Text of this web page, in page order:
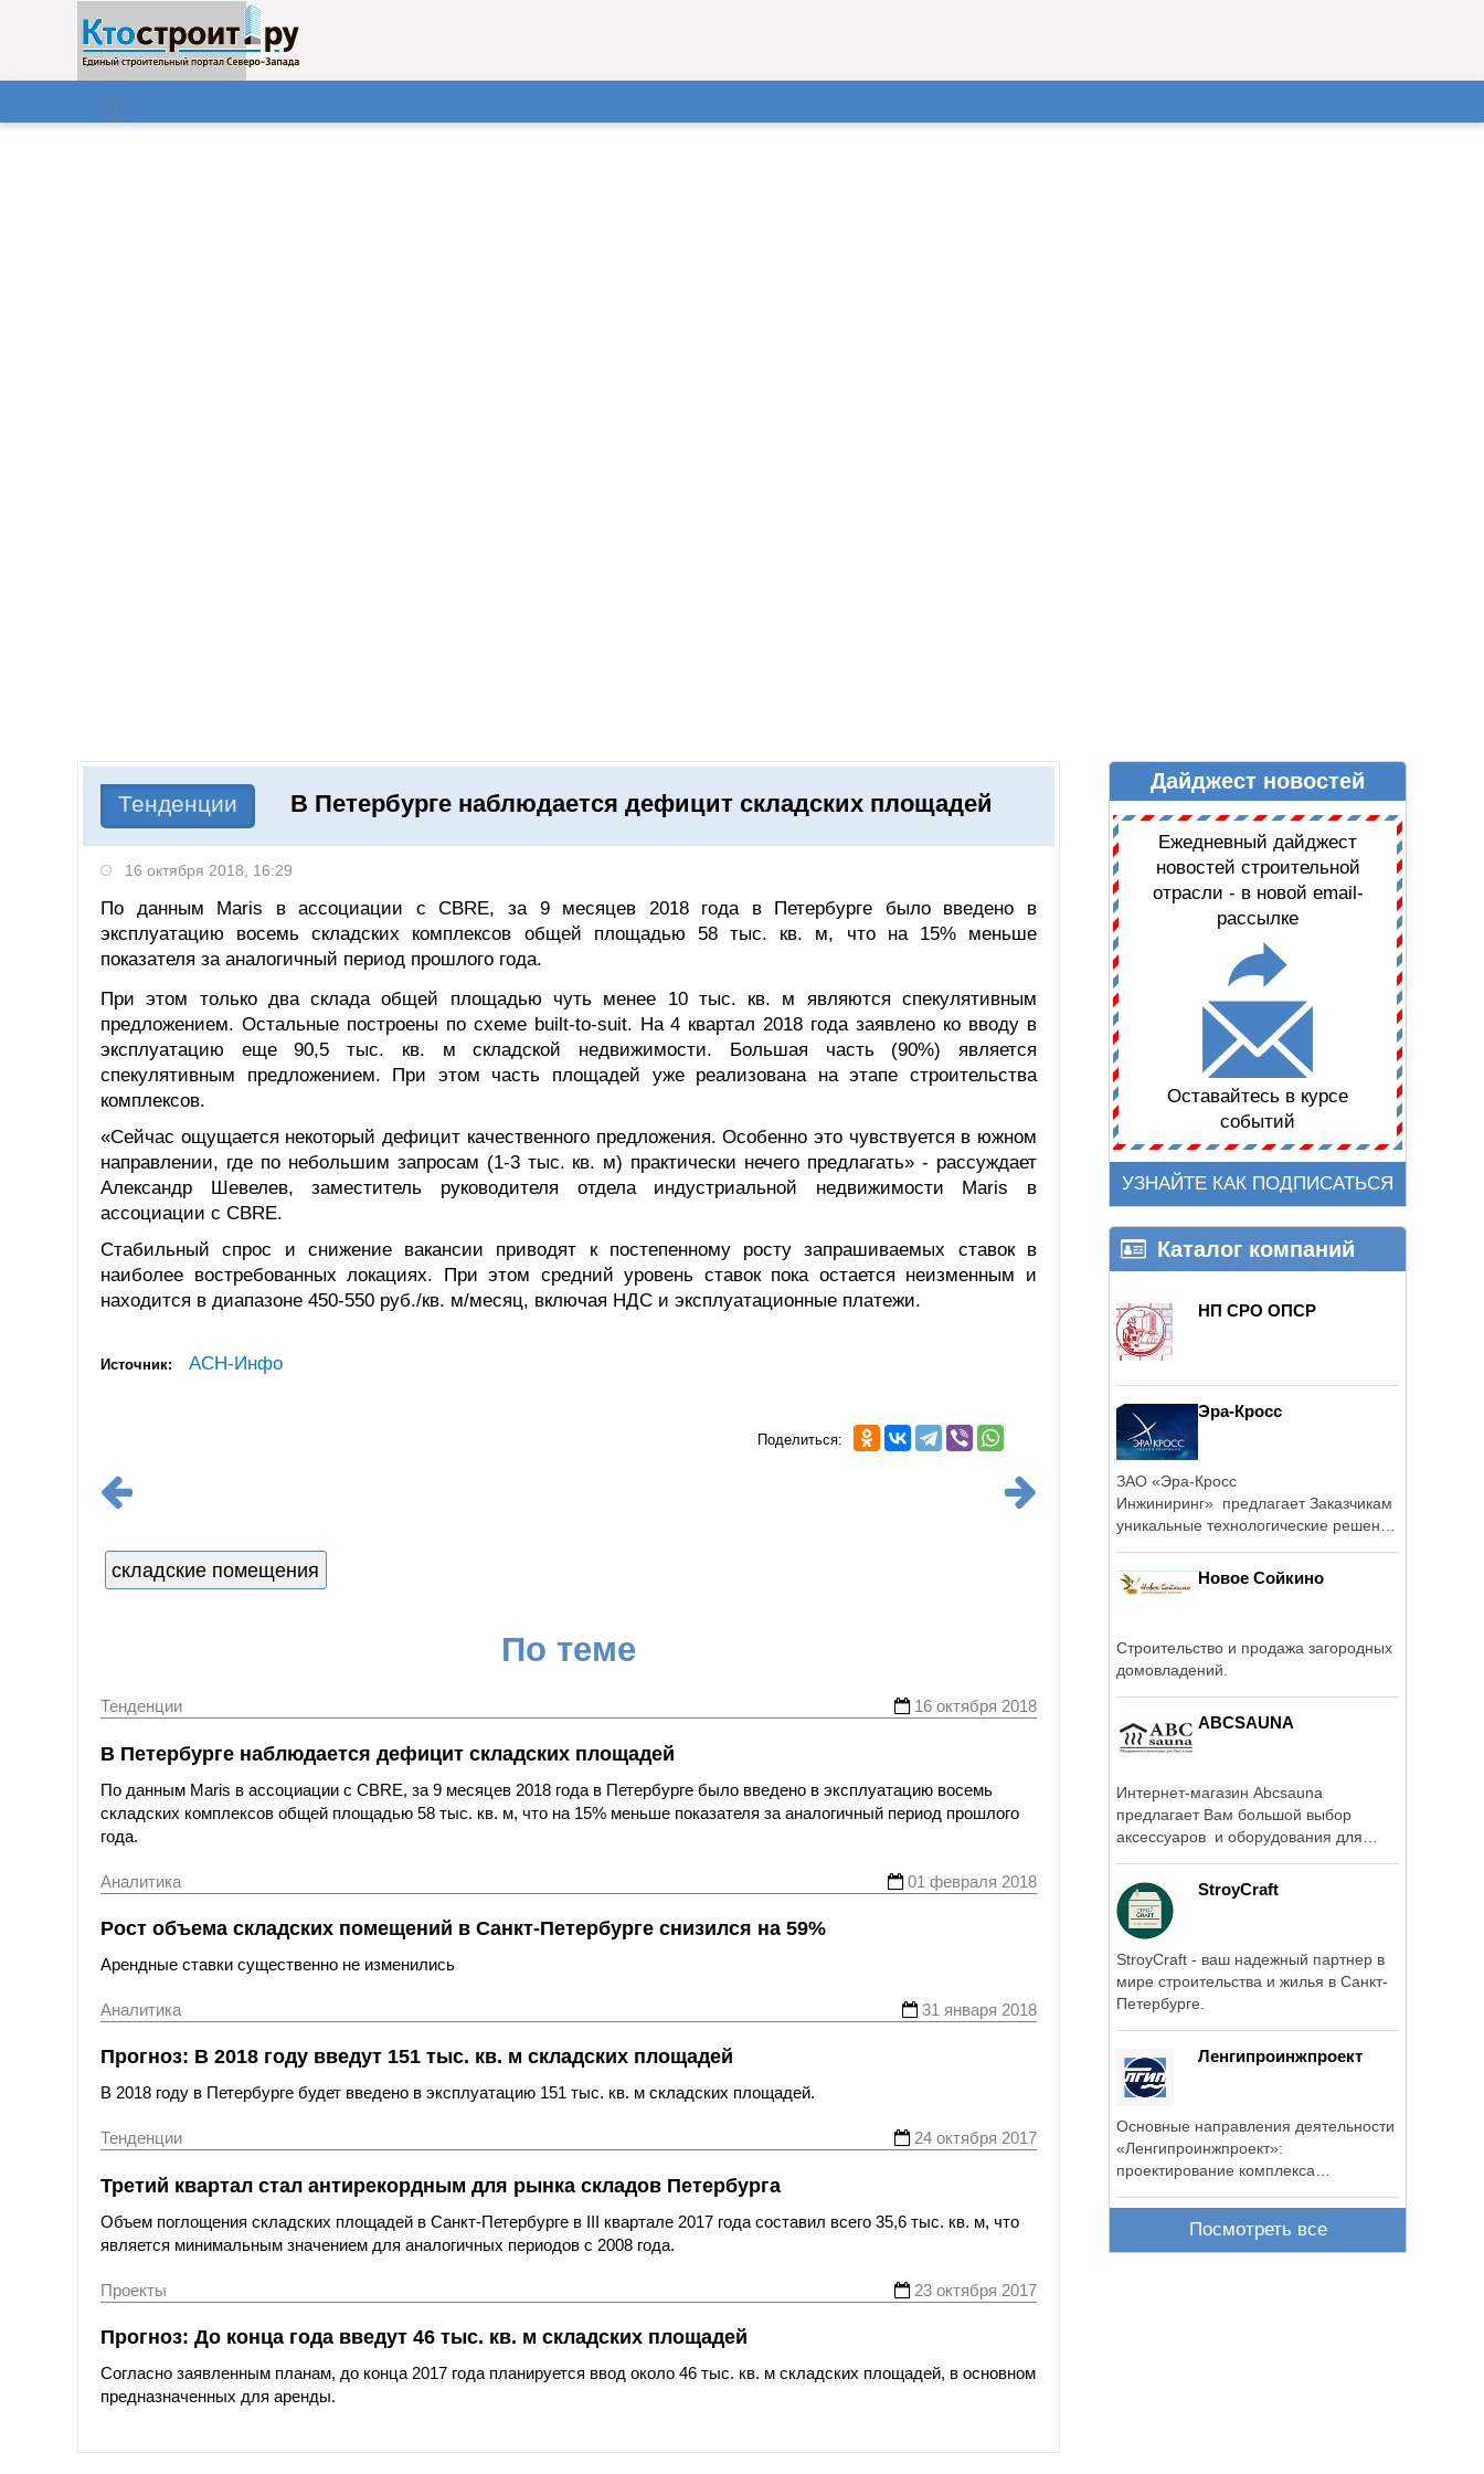
Поиск
НОВОСТИ СТАТЬИ ДАЙДЖЕСТ НОВОСТЕЙ
Тенденции В Петербурге наблюдается дефицит складских площадей
16 октября 2018, 16:29
По данным Maris в ассоциации с CBRE, за 9 месяцев 2018 года в Петербурге было введено в
эксплуатацию восемь складских комплексов общей площадью 58 тыс. кв. м, что на 15% меньше
показателя за аналогичный период прошлого года.
При этом только два склада общей площадью чуть менее 10 тыс. кв. м являются спекулятивным
предложением. Остальные построены по схеме built-to-suit. На 4 квартал 2018 года заявлено ко вводу в
эксплуатацию еще 90,5 тыс. кв. м складской недвижимости. Большая часть (90%) является
спекулятивным предложением. При этом часть площадей уже реализована на этапе строительства
комплексов.
«Сейчас ощущается некоторый дефицит качественного предложения. Особенно это чувствуется в южном
направлении, где по небольшим запросам (1-3 тыс. кв. м) практически нечего предлагать» - рассуждает
Александр Шевелев, заместитель руководителя отдела индустриальной недвижимости Maris в
ассоциации с CBRE.
Стабильный спрос и снижение вакансии приводят к постепенному росту запрашиваемых ставок в
наиболее востребованных локациях. При этом средний уровень ставок пока остается неизменным и
находится в диапазоне 450-550 руб./кв. м/месяц, включая НДС и эксплуатационные платежи.
Источник: АСН-Инфо
Поделиться:
складские помещения
По теме
Тенденции 16 октября 2018
В Петербурге наблюдается дефицит складских площадей
По данным Maris в ассоциации с CBRE, за 9 месяцев 2018 года в Петербурге было введено в эксплуатацию восемь
складских комплексов общей площадью 58 тыс. кв. м, что на 15% меньше показателя за аналогичный период прошлого
года.
Аналитика 01 февраля 2018
Рост объема складских помещений в Санкт-Петербурге снизился на 59%
Арендные ставки существенно не изменились
Аналитика 31 января 2018
Прогноз: В 2018 году введут 151 тыс. кв. м складских площадей
В 2018 году в Петербурге будет введено в эксплуатацию 151 тыс. кв. м складских площадей.
Тенденции 24 октября 2017
Третий квартал стал антирекордным для рынка складов Петербурга
Объем поглощения складских площадей в Санкт-Петербурге в III квартале 2017 года составил всего 35,6 тыс. кв. м, что
является минимальным значением для аналогичных периодов с 2008 года.
Проекты 23 октября 2017
Прогноз: До конца года введут 46 тыс. кв. м складских площадей
Согласно заявленным планам, до конца 2017 года планируется ввод около 46 тыс. кв. м складских площадей, в основном
предназначенных для аренды.
Дайджест новостей
Ежедневный дайджест
новостей строительной
отрасли - в новой email-
рассылке
Оставайтесь в курсе
событий
УЗНАЙТЕ КАК ПОДПИСАТЬСЯ
Каталог компаний
НП СРО ОПСР
Эра-Кросс
ЗАО «Эра-Кросс
Инжиниринг» предлагает Заказчикам
уникальные технологические решения
Новое Сойкино
Строительство и продажа загородных
домовладений.
ABCSAUNA
Интернет-магазин Abcsauna
предлагает Вам большой выбор
аксессуаров и оборудования для
StroyCraft
StroyCraft - ваш надежный партнер в
мире строительства и жилья в Санкт-
Петербурге.
Ленгипроинжпроект
Основные направления деятельности
«Ленгипроинжпроект»:
проектирование комплекса
Посмотреть все